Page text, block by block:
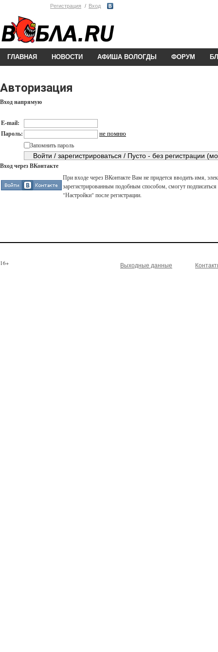
Регистрация Вход
ГЛАВНАЯ НОВОСТИ АФИША ВОЛОГДЫ ФОРУМ
Авторизация
Вход напрямую
E-mail:
Пароль:
не помню
Запомнить пароль
Вход через ВКонтакте
При входе через ВКонтакте Вам не придется вводить имя,
зарегистрированным подобным способом, смогут
"Настройки" после регистрации.
16+ Выходные данные